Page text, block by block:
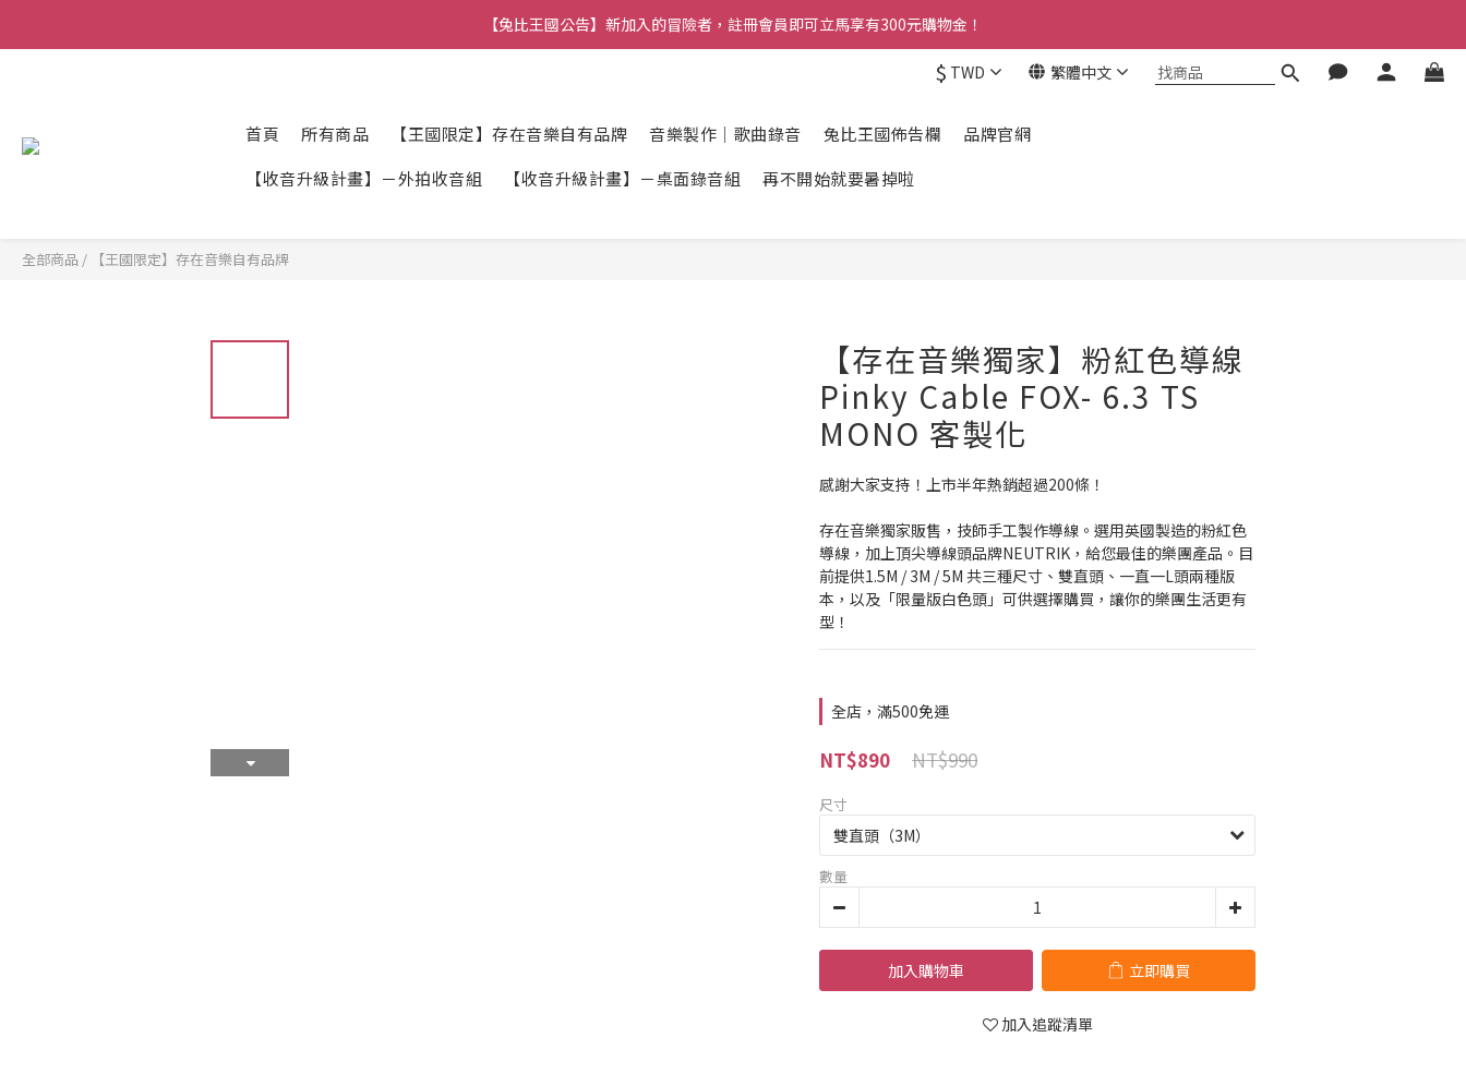
【兔比王國公告】新加入的冒險者，註冊會員即可立馬享有300元購物金！
【兔比王國公告】新加入的冒險者，註冊會員即可立馬享有300元購物金！
【兔比王國公告】新加入的冒險者，註冊會員即可立馬享有300元購物金！
$ TWD 繁體中文
首頁 所有商品 【王國限定】存在音樂自有品牌 音樂製作｜歌曲錄音 兔比王國佈告欄
品牌官網
【收音升級計畫】－外拍收音組
【收音升級計畫】－桌面錄音組 再不開始就要暑掉啦
全部商品 / 【王國限定】存在音樂自有品牌
【存在音樂獨家】粉紅色導線
Pinky Cable FOX- 6.3 TS
MONO 客製化
感謝大家支持！上市半年熱銷超過200條！
存在音樂獨家販售，技師手工製作導線。選用英國製造的粉紅色
導線，加上頂尖導線頭品牌NEUTRIK，給您最佳的樂團產品。目
前提供1.5M / 3M / 5M 共三種尺寸、雙直頭、一直一L頭兩種版
本，以及「限量版白色頭」可供選擇購買，讓你的樂團生活更有
型！
全店，滿500免運
NT$990
NT$890
尺寸
數量
加入購物車 立即購買
加入追蹤清單